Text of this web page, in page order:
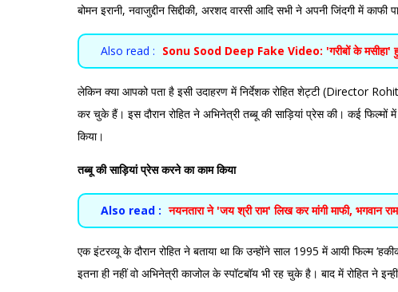
बोमन इरानी, नवाजुद्दीन सिद्दीकी, अरशद वारसी आदि सभी ने अपनी जिंदगी में
Also read : Sonu Sood Deep Fake Video: 'गरीबों के मसीहा'
लेकिन क्या आपको पता है इसी उदाहरण में निर्देशक रोहित शेट्टी (Director
कर चुके हैं। इस दौरान रोहित ने अभिनेत्री तब्बू की साड़ियां प्रेस की। कई
किया।
तब्बू की साड़ियां प्रेस करने का काम किया
Also read : नयनतारा ने 'जय श्री राम' लिख कर मांगी माफी, भगवान
एक इंटरव्यू के दौरान रोहित ने बताया था कि उन्होंने साल 1995 में आयी फिल्म
इतना ही नहीं वो अभिनेत्री काजोल के स्पॉटबॉय भी रह चुके है। बाद में रोहित ने